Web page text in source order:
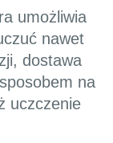
umożliwia
nawet
dostawa
na
uczczenie